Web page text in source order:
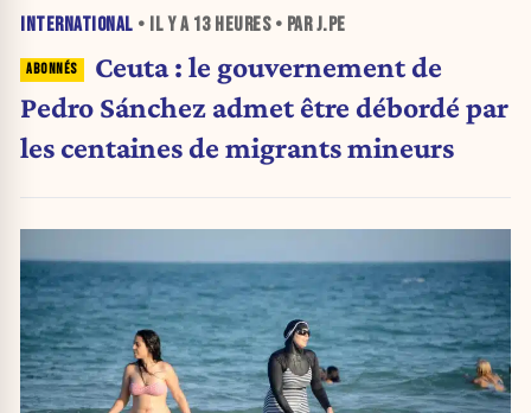
INTERNATIONAL • IL Y A 13 HEURES• PAR J.PE
Ceuta : le gouvernement de
Pedro Sánchez admet être débordé par
les centaines de migrants mineurs